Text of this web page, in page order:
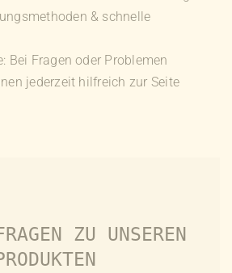
& schnelle
Bei Fragen oder Problemen
jederzeit hilfreich zur Seite
ZU UNSEREN